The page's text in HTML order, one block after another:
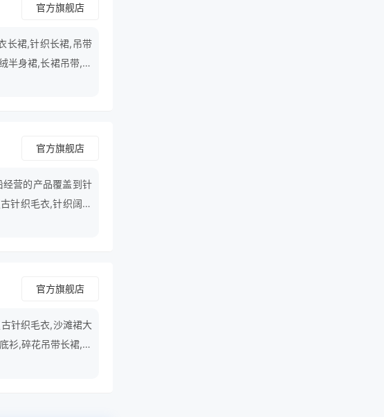
官方旗舰店
长裙,针织长裙,吊带
半身裙,长裙吊带,开
官方旗舰店
经营的产品覆盖到针
针织毛衣,针织阔腿
官方旗舰店
针织毛衣,沙滩裙大
衫,碎花吊带长裙,时